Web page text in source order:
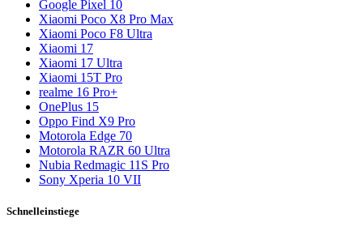
Google Pixel 10
Xiaomi Poco X8 Pro Max
Xiaomi Poco F8 Ultra
Xiaomi 17
Xiaomi 17 Ultra
Xiaomi 15T Pro
realme 16 Pro+
OnePlus 15
Oppo Find X9 Pro
Motorola Edge 70
Motorola RAZR 60 Ultra
Nubia Redmagic 11S Pro
Sony Xperia 10 VII
Schnelleinstiege